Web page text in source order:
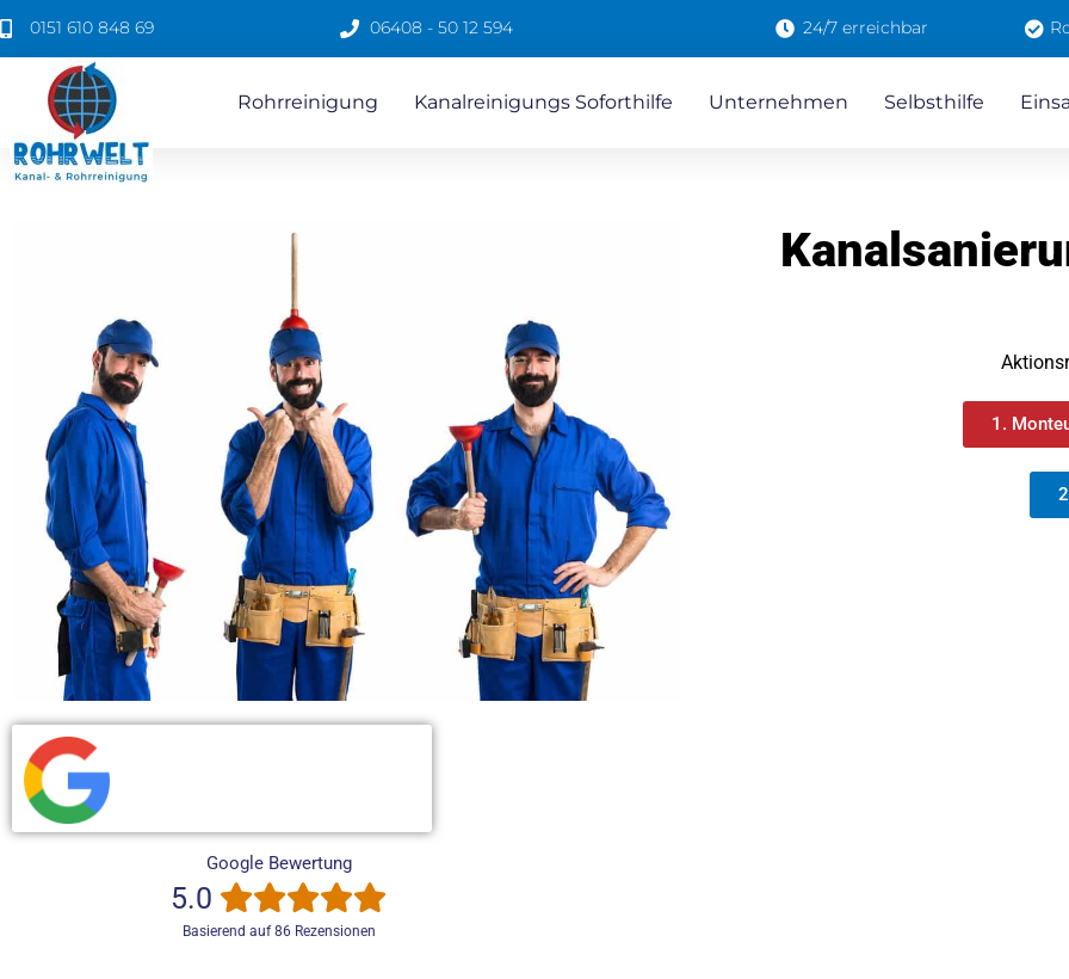
0151 610 848 69 06408 - 50 12 594 24/7 erreichbar
Rohrreinigung Kanalreinigungs Soforthilfe Unternehmen Selbsthilfe
1.
Google Bewertung
5.0
Basierend auf 86 Rezensionen